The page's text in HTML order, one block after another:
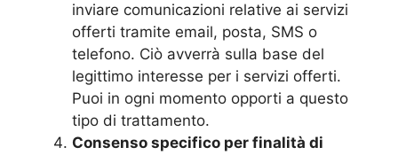
inviare comunicazioni relative ai servizi
offerti tramite email, posta, SMS o
telefono. Ciò avverrà sulla base del
legittimo interesse per i servizi offerti.
Puoi in ogni momento opporti a questo
tipo di trattamento.
Consenso specifico per finalità di